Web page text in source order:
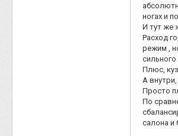
ногах и
И тут же
Расход
режим ,
сильного
Плюс,
А
Просто
По
салона и